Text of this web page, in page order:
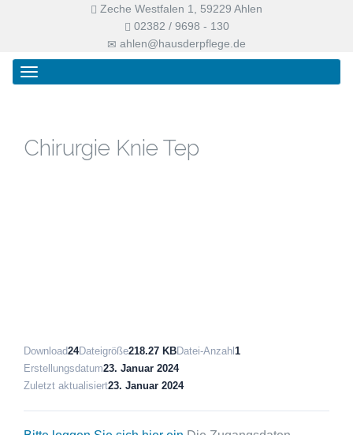
Zeche Westfalen 1, 59229 Ahlen
02382 / 9698 - 130
ahlen@hausderpflege.de
Primary
Menu
Skip
Haus der Pflege
Chirurgie Knie Tep
Download24Dateigröße218.27 KBDatei-Anzahl 1
Erstellungsdatum23. Januar 2024
Zuletzt aktualisiert23. Januar 2024